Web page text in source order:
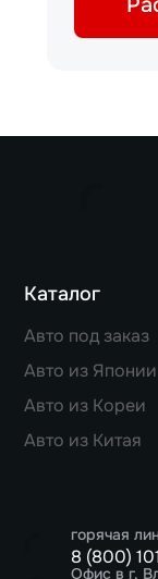
Каталог
Авто под заказ
Авто из Японии
Авто из Кореи
Авто из Китая
горячая
8 (800)
Офис в г.